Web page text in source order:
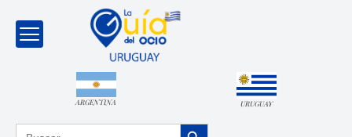
ARGENTINA URUGUAY
Buscar: Botón de búsqueda